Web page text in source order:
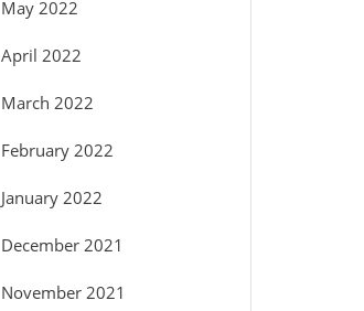
May 2022
April 2022
March 2022
February 2022
January 2022
December 2021
November 2021